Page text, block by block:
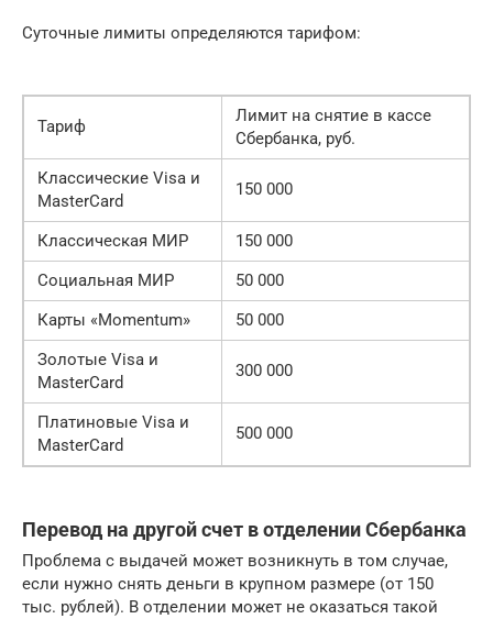
Суточные лимиты определяются тарифом:
Тариф
Лимит на снятие в кассе
Сбербанка, руб.
Классические Visa и
MasterCard
150 000
Классическая МИР
150 000
Социальная МИР
50 000
Карты «Momentum»
50 000
Золотые Visa и
MasterCard
300 000
Платиновые Visa и
MasterCard
500 000
Перевод на другой счет в отделении Сбербанка
Проблема с выдачей может возникнуть в том случае,
если нужно снять деньги в крупном размере (от 150
тыс. рублей). В отделении может не оказаться такой